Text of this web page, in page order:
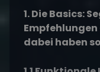
1. Die Basics:
Empfehlungen
dabei haben